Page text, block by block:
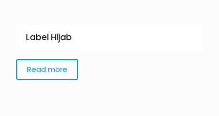
Label Hijab
Read more